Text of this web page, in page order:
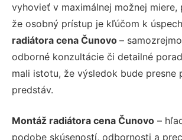
vyhovieť v maximálnej možnej miere,
že osobný prístup je kľúčom k
radiátora cena Čunovo –
odborné konzultácie či detailné
mali istotu, že výsledok bude presne
predstáv.
Montáž radiátora cena Čunovo –
podobe skúseností, odbornosti a